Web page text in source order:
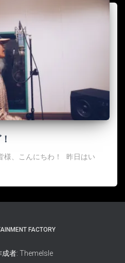
様、こんにちわ！ 昨日はい
FACTORY
者: ThemeIsle